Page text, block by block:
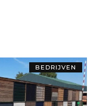
BEDRIJVEN